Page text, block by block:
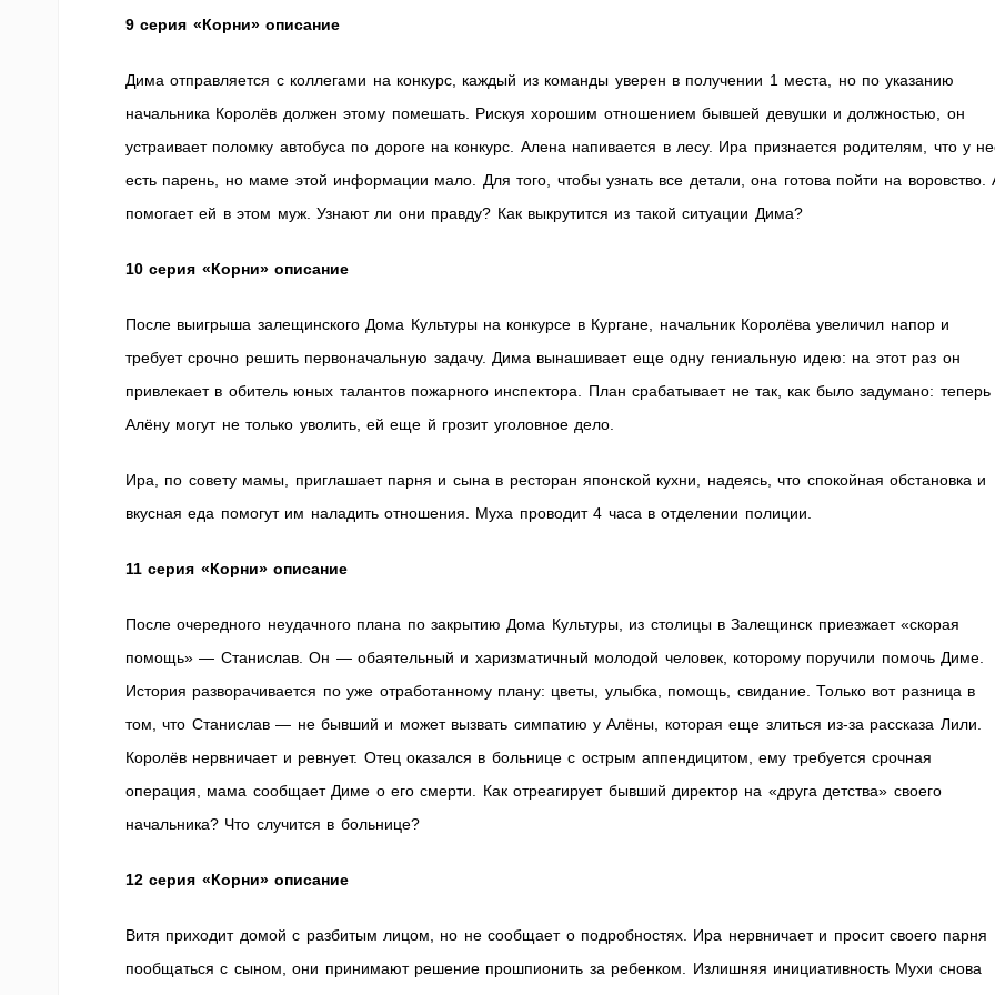
9 серия «Корни» описание
Дима отправляется с коллегами на конкурс, каждый из команды уверен в получении 1 места, но по указанию
начальника Королёв должен этому помешать. Рискуя хорошим отношением бывшей девушки и должностью, он
устраивает поломку автобуса по дороге на конкурс. Алена напивается в лесу. Ира признается родителям, что у
есть парень, но маме этой информации мало. Для того, чтобы узнать все детали, она готова пойти на воровство.
помогает ей в этом муж. Узнают ли они правду? Как выкрутится из такой ситуации Дима?
10 серия «Корни» описание
После выигрыша залещинского Дома Культуры на конкурсе в Кургане, начальник Королёва увеличил напор и
требует срочно решить первоначальную задачу. Дима вынашивает еще одну гениальную идею: на этот раз он
привлекает в обитель юных талантов пожарного инспектора. План срабатывает не так, как было задумано: теперь
Алёну могут не только уволить, ей еще й грозит уголовное дело.
Ира, по совету мамы, приглашает парня и сына в ресторан японской кухни, надеясь, что спокойная обстановка и
вкусная еда помогут им наладить отношения. Муха проводит 4 часа в отделении полиции.
11 серия «Корни» описание
После очередного неудачного плана по закрытию Дома Культуры, из столицы в Залещинск приезжает «скорая
помощь» — Станислав. Он — обаятельный и харизматичный молодой человек, которому поручили помочь Диме.
История разворачивается по уже отработанному плану: цветы, улыбка, помощь, свидание. Только вот разница в
том, что Станислав — не бывший и может вызвать симпатию у Алёны, которая еще злиться из-за рассказа Лили.
Королёв нервничает и ревнует. Отец оказался в больнице с острым аппендицитом, ему требуется срочная
операция, мама сообщает Диме о его смерти. Как отреагирует бывший директор на «друга детства» своего
начальника? Что случится в больнице?
12 серия «Корни» описание
Витя приходит домой с разбитым лицом, но не сообщает о подробностях. Ира нервничает и просит своего парня
пообщаться с сыном, они принимают решение прошпионить за ребенком. Излишняя инициативность Мухи снова